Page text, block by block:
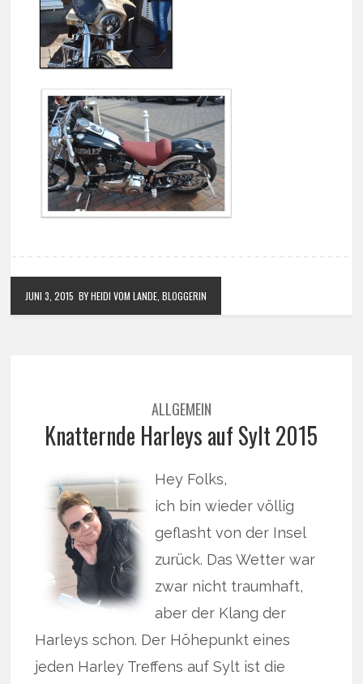
JUNI 3, 2015 BY HEIDI VOM LANDE, BLOGGERIN
ALLGEMEIN
Knatternde Harleys auf Sylt 2015
Hey Folks,
ich bin wieder völlig
geflasht von der Insel
zurück. Das Wetter war
zwar nicht traumhaft,
aber der Klang der
Harleys schon. Der Höhepunkt eines
jeden Harley Treffens auf Sylt ist die